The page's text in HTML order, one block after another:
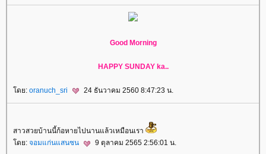
Good Morning
HAPPY SUNDAY ka..
ดย: oranuch_sri 24 ธันวาคม 2560 8:47:23 น.
สาวสวยบ้านนี้ก้อหายไปนานแล้วเหมือนเรา
ดย: จอมแก่นแสนซน 9 ตุลาคม 2565 2:56:01 น.